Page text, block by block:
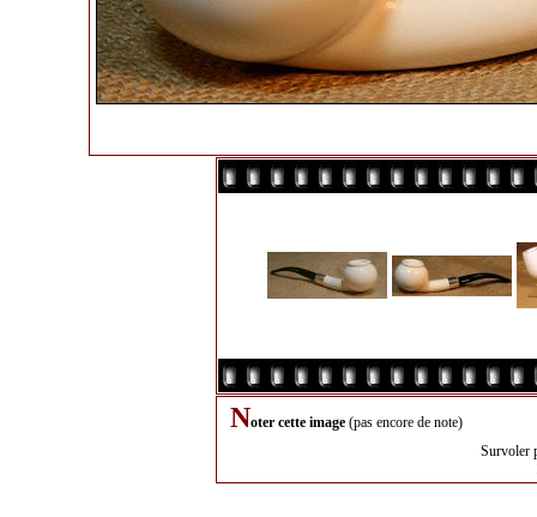
Noter cette image (pas encore de note)
Survoler